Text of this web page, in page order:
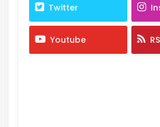
Twitter
Youtube